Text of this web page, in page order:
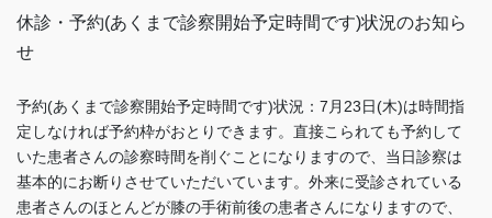
休診・予約(あくまで診察開始予定時間です)状況のお知ら
せ
予約(あくまで診察開始予定時間です)状況：7月23日(木)は時間指
定しなければ予約枠がおとりできます。直接こられても予約して
いた患者さんの診察時間を削ぐことになりますので、当日診察は
基本的にお断りさせていただいています。外来に受診されている
患者さんのほとんどが膝の手術前後の患者さんになりますので、